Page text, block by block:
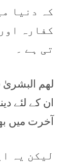
کہ دنیا
کفارہ
تی ہے ۔
لھم البشریٰ
ان کے لئے
آخرت میں
لیکن یہ